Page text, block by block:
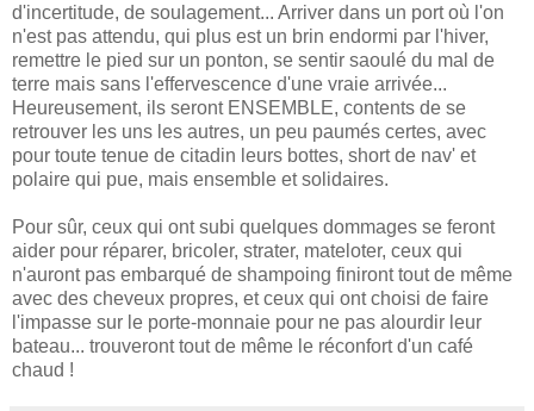
d'incertitude, de soulagement... Arriver dans un port où l'on
n'est pas attendu, qui plus est un brin endormi par l'hiver,
remettre le pied sur un ponton, se sentir saoulé du mal de
terre mais sans l'effervescence d'une vraie arrivée...
Heureusement, ils seront ENSEMBLE, contents de se
retrouver les uns les autres, un peu paumés certes, avec
pour toute tenue de citadin leurs bottes, short de nav' et
polaire qui pue, mais ensemble et solidaires.
Pour sûr, ceux qui ont subi quelques dommages se feront
aider pour réparer, bricoler, strater, mateloter, ceux qui
n'auront pas embarqué de shampoing finiront tout de même
avec des cheveux propres, et ceux qui ont choisi de faire
l'impasse sur le porte-monnaie pour ne pas alourdir leur
bateau... trouveront tout de même le réconfort d'un café
chaud !